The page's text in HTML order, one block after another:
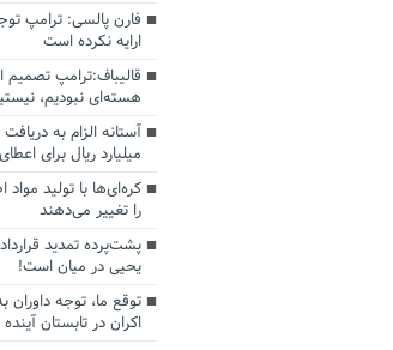
فارن پالسی: ترامپ
ارایه نکرده است
قالیباف:ترامپ تصمیم
هسته‌ای نبودیم،
میلیارد ریال برای
کره‌ای‌ها با تولید مواد
را تغییر می‌دهند
پشت‌پرده تمدید
یحیی در میان است!
توقع ما، توجه
اکران در تابستان آینده